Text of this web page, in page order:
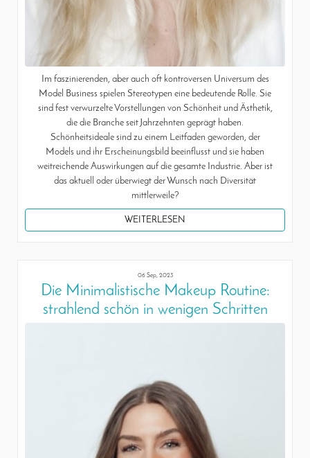
Im faszinierenden, aber auch oft kontroversen Universum des
Model Business spielen Stereotypen eine bedeutende Rolle. Sie
sind fest verwurzelte Vorstellungen von Schönheit und Ästhetik,
die die Branche seit Jahrzehnten geprägt haben.
Schönheitsideale sind zu einem Leitfaden geworden, der
Models und ihr Erscheinungsbild beeinflusst und sie haben
weitreichende Auswirkungen auf die gesamte Industrie. Aber ist
das aktuell oder überwiegt der Wunsch nach Diversität
mittlerweile?
WEITERLESEN
06 Sep, 2023
Die Minimalistische Makeup Routine:
strahlend schön in wenigen Schritten